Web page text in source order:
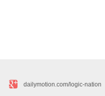
dailymotion.com/logic-nation